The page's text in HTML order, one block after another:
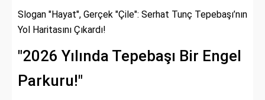
Slogan "Hayat", Gerçek "Çile": Serhat Tunç Tepebaşı’nın
Yol Haritasını Çıkardı!
"2026 Yılında Tepebaşı Bir Engel
Parkuru!"